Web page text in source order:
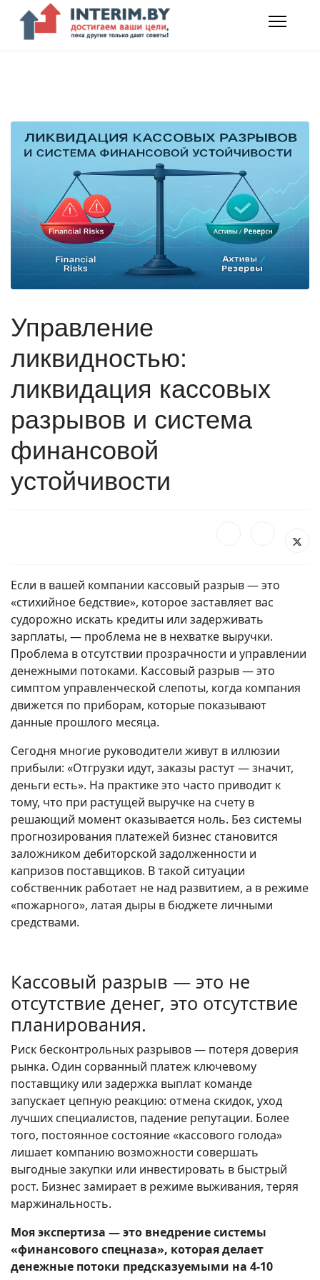
Управление
ликвидностью:
ликвидация кассовых
разрывов и система
финансовой
устойчивости
Если в вашей компании кассовый разрыв — это
«стихийное бедствие», которое заставляет вас
судорожно искать кредиты или задерживать
зарплаты, — проблема не в нехватке выручки.
Проблема в отсутствии прозрачности и управлении
денежными потоками. Кассовый разрыв — это
симптом управленческой слепоты, когда компания
движется по приборам, которые показывают
данные прошлого месяца.
Сегодня многие руководители живут в иллюзии
прибыли: «Отгрузки идут, заказы растут — значит,
деньги есть». На практике это часто приводит к
тому, что при растущей выручке на счету в
решающий момент оказывается ноль. Без системы
прогнозирования платежей бизнес становится
заложником дебиторской задолженности и
капризов поставщиков. В такой ситуации
собственник работает не над развитием, а в режиме
«пожарного», латая дыры в бюджете личными
средствами.
Кассовый разрыв — это не
отсутствие денег, это отсутствие
планирования.
Риск бесконтрольных разрывов — потеря доверия
рынка. Один сорванный платеж ключевому
поставщику или задержка выплат команде
запускает цепную реакцию: отмена скидок, уход
лучших специалистов, падение репутации. Более
того, постоянное состояние «кассового голода»
лишает компанию возможности совершать
выгодные закупки или инвестировать в быстрый
рост. Бизнес замирает в режиме выживания, теряя
маржинальность.
Моя экспертиза — это внедрение системы
«финансового спецназа», которая делает
денежные потоки предсказуемыми на 4-10